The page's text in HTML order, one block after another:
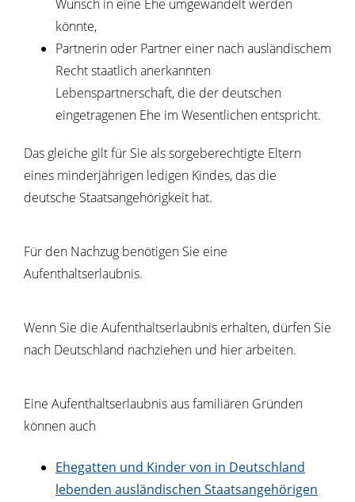
Wunsch in eine Ehe umgewandelt werden
könnte,
Partnerin oder Partner einer nach ausländischem
Recht staatlich anerkannten
Lebenspartnerschaft, die der deutschen
eingetragenen Ehe im Wesentlichen entspricht.
Das gleiche gilt für Sie als sorgeberechtigte Eltern
eines minderjährigen ledigen Kindes, das die
deutsche Staatsangehörigkeit hat.
Für den Nachzug benötigen Sie eine
Aufenthaltserlaubnis.
Wenn Sie die Aufenthaltserlaubnis erhalten, dürfen Sie
nach Deutschland nachziehen und hier arbeiten.
Eine Aufenthaltserlaubnis aus familiären Gründen
können auch
Ehegatten und Kinder von in Deutschland
lebenden ausländischen Staatsangehörigen